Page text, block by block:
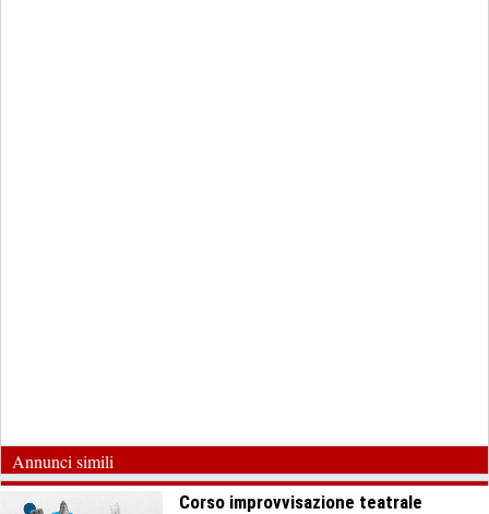
Annunci simili
Corso improvvisazione teatrale